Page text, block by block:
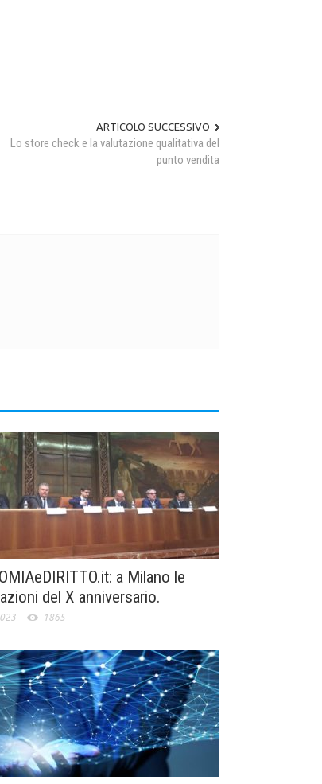
ARTICOLO SUCCESSIVO
Lo store check e la valutazione qualitativa del
punto vendita
a Milano le
del X anniversario.
1865